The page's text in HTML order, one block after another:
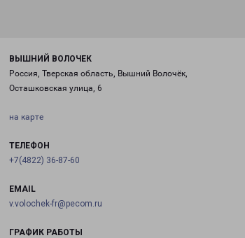
ВЫШНИЙ ВОЛОЧЕК
Россия, Тверская область, Вышний Волочёк,
Осташковская улица, 6
на карте
ТЕЛЕФОН
+7(4822) 36-87-60
EMAIL
v.volochek-fr@pecom.ru
ГРАФИК РАБОТЫ